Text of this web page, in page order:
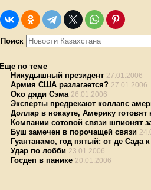
Поиск
Еще по теме
Никудышный президент 27.01.2006
Армия США разлагается? 27.01.2006
Око дяди Сэма 26.01.2006
Эксперты предрекают коллапс
Доллар в нокауте, Америку готовят
Компании сотовой связи шпионят
Буш замечен в порочащей связи
Гуантанамо, год пятый: от де Сада
Удар по лобби 23.01.2006
Госдеп в панике 20.01.2006